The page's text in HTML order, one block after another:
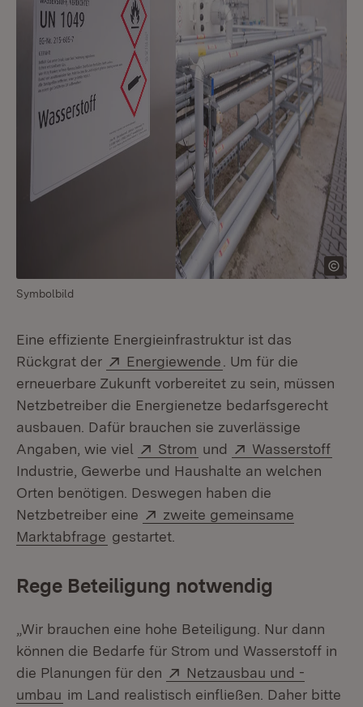
Symbolbild
Eine effiziente Energieinfrastruktur ist das
Rückgrat der
Extern:
Energiewende (Öffnet in neuem
. Um für die
erneuerbare Zukunft vorbereitet zu sein, müssen
Netzbetreiber die Energienetze bedarfsgerecht
ausbauen. Dafür brauchen sie zuverlässige
Angaben, wie viel
Extern:
Strom (Öffnet in neuem
und Extern:
Wasserstoff
Industrie, Gewerbe und Haushalte an welchen
Orten benötigen. Deswegen haben die
Netzbetreiber eine
Extern:
zweite gemeinsame
Marktabfrage (Öffnet in neuem Fenster)
gestartet.
Rege Beteiligung notwendig
„Wir brauchen eine hohe Beteiligung. Nur dann
können die Bedarfe für Strom und Wasserstoff in
die Planungen für den
Extern:
Netzausbau und -
umbau (Öffnet in neuem Fenster)
im Land realistisch einfließen. Daher bitte